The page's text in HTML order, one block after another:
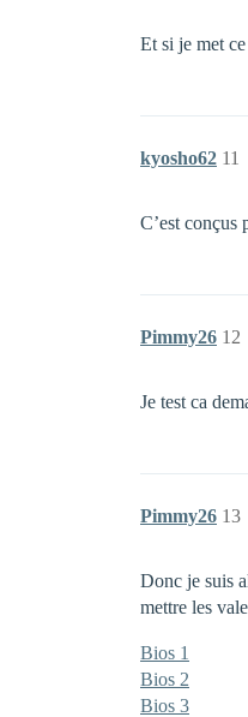
Et si je met
kyosho62 11
C’est conçus
Pimmy26 12
Je test ca
Pimmy26 13
Donc je suis
mettre les
Bios 1
Bios 2
Bios 3